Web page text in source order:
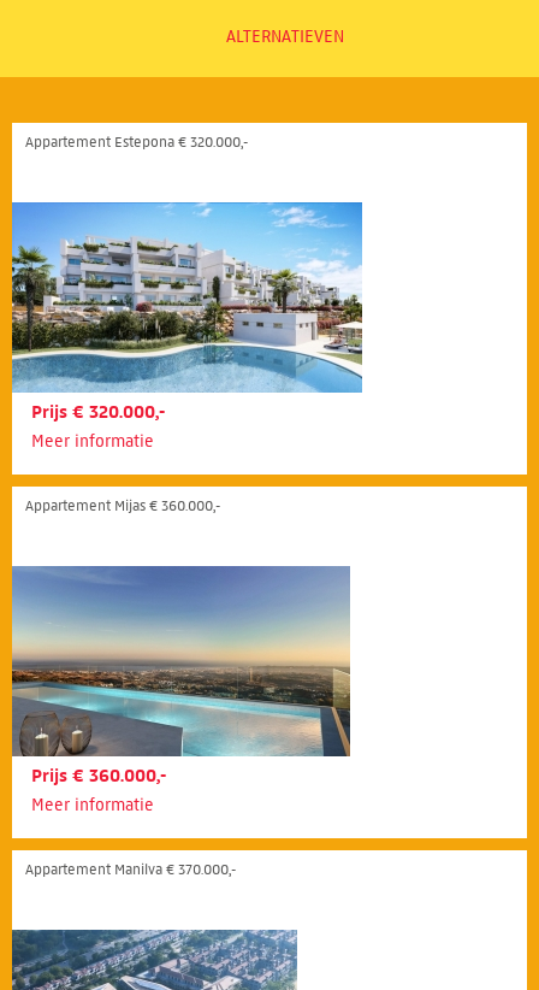
ALTERNATIEVEN
Appartement Estepona € 320.000,-
Prijs € 320.000,-
Meer informatie
Appartement Mijas € 360.000,-
Prijs € 360.000,-
Meer informatie
Appartement Manilva € 370.000,-